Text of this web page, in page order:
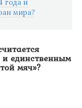
года и
мира?
единственным
мяч»?